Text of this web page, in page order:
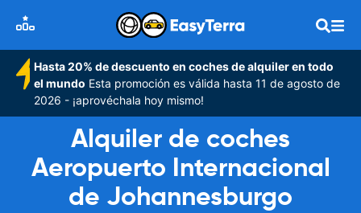
Hasta 20% de descuento en coches de alquiler en todo
el mundo Esta promoción es válida hasta 11 de agosto de
2026 - ¡aprovéchala hoy mismo!
Alquiler de coches
Aeropuerto Internacional
de Johannesburgo